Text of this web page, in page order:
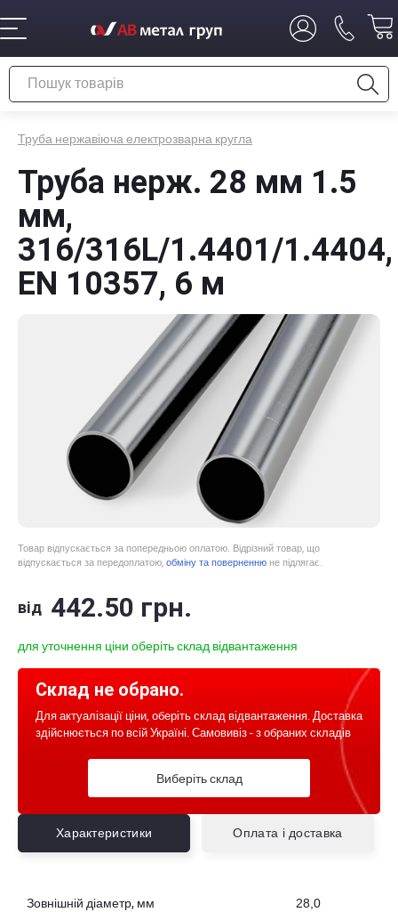
Труба нержавіюча електрозварна кругла
Труба нерж. 28 мм 1.5
мм,
316/316L/1.4401/1.4404,
EN 10357, 6 м
Товар відпускається за попередньою оплатою. Відрізний товар, що
відпускається за передоплатою, обміну та поверненню не підлягає.
від 442.50 грн.
для уточнення ціни оберіть склад відвантаження
Склад не обрано.
Для актуалізації ціни, оберіть склад відвантаження. Доставка
здійснюється по всій Україні. Самовивіз - з обраних складів
Виберіть склад
Характеристики Оплата і доставка
Зовнішній діаметр, мм 28,0